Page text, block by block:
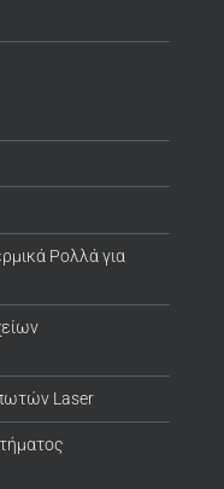
Ρολλά για
Laser